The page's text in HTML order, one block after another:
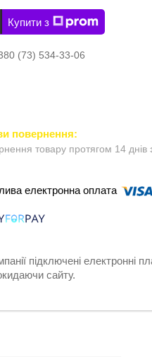
Купити з
(73) 534-33-06
товару протягом 14 днів
підключені електронні
сайту.